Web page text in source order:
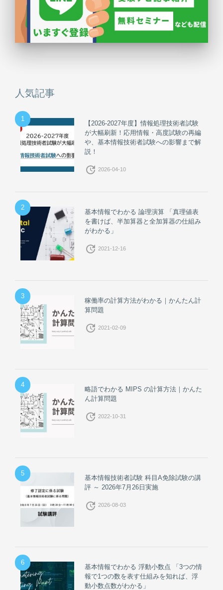
人気記事
1
【2026-2027年度】情報処理技術者試験
が大幅刷新！応用情報・高度試験の再編
や、基本情報技術者試験への影響まで解
説！
update 2026-04-10
2
基本情報でわかる 論理演算 「真理値表
を書けば、半加算器と全加算器の仕組み
がわかる」
update 2021-12-16
3
稼働率の計算方法がわかる｜かんたん計
算問題
update 2021-02-09
4
略語でわかる MIPS の計算方法｜かんた
ん計算問題
update 2022-10-31
5
基本情報技術者試験 科目A免除試験の講
評 ～ 2026年7月26日実施
update 2026-08-03
6
基本情報でわかる 浮動小数点 「3つの情
報で1つの数を表す仕組みを知れば、浮
動小数点数がわかる」